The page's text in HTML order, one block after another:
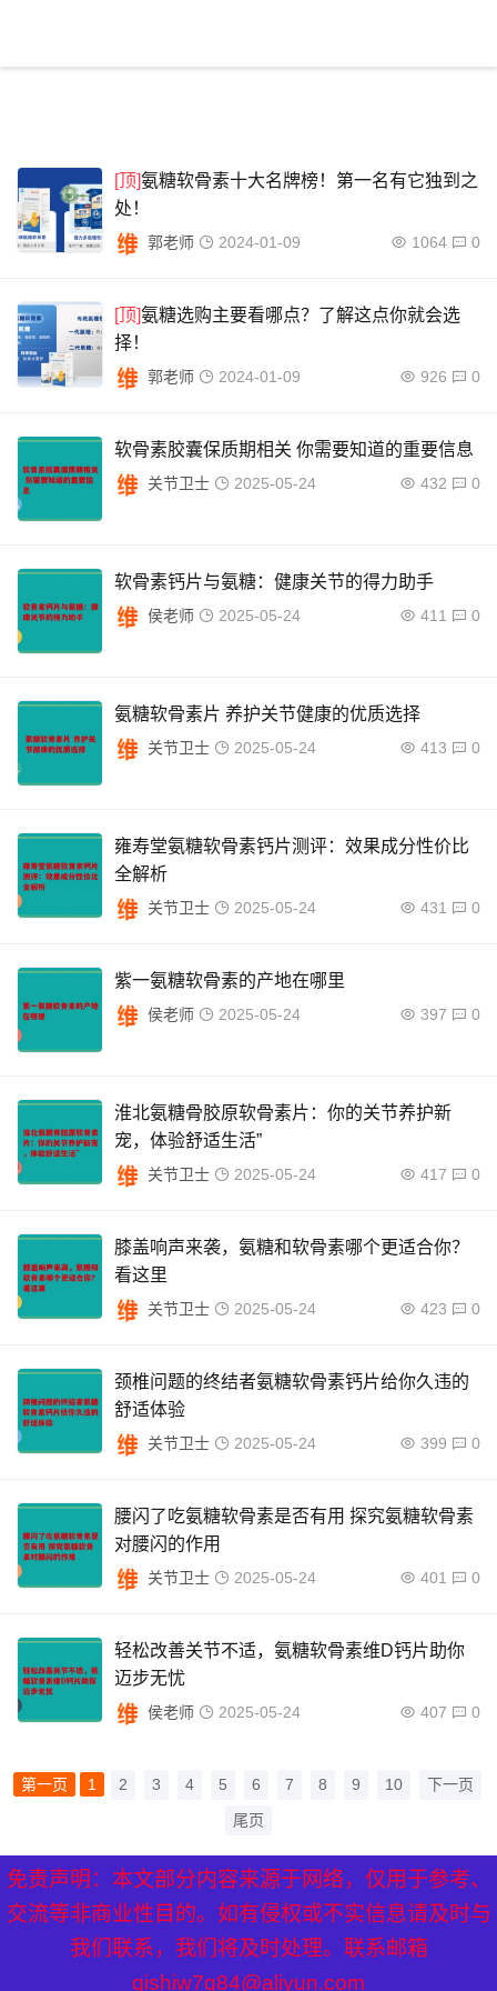
[顶]氨糖软骨素十大名牌榜！第一名有它独到之
处！
郭老师 2024-01-09 1064 0
[顶]氨糖选购主要看哪点？了解这点你就会选
择！
郭老师 2024-01-09 926 0
软骨素胶囊保质期相关 你需要知道的重要信息
关节卫士 2025-05-24 432 0
软骨素钙片与氨糖：健康关节的得力助手
侯老师 2025-05-24 411 0
氨糖软骨素片 养护关节健康的优质选择
关节卫士 2025-05-24 413 0
雍寿堂氨糖软骨素钙片测评：效果成分性价比
全解析
关节卫士 2025-05-24 431 0
紫一氨糖软骨素的产地在哪里
侯老师 2025-05-24 397 0
淮北氨糖骨胶原软骨素片：你的关节养护新
宠，体验舒适生活”
关节卫士 2025-05-24 417 0
膝盖响声来袭，氨糖和软骨素哪个更适合你？
看这里
关节卫士 2025-05-24 423 0
颈椎问题的终结者氨糖软骨素钙片给你久违的
舒适体验
关节卫士 2025-05-24 399 0
腰闪了吃氨糖软骨素是否有用 探究氨糖软骨素
对腰闪的作用
关节卫士 2025-05-24 401 0
轻松改善关节不适，氨糖软骨素维D钙片助你
迈步无忧
侯老师 2025-05-24 407 0
第一页 1 2 3 4 5 6 7 8 9 10
下一页
尾页
免责声明：本文部分内容来源于网络，仅用于参考、
交流等非商业性目的。如有侵权或不实信息请及时与
我们联系，我们将及时处理。联系邮箱
qishiw7q84@aliyun.com